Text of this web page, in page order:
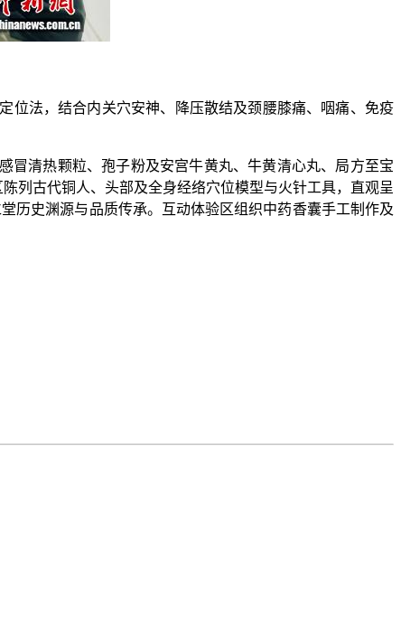
法，结合内关穴安神、降压散结及颈腰膝痛、咽痛、免疫
清热颗粒、孢子粉及安宫牛黄丸、牛黄清心丸、局方至宝
列古代铜人、头部及全身经络穴位模型与火针工具，直观呈
历史渊源与品质传承。互动体验区组织中药香囊手工制作及